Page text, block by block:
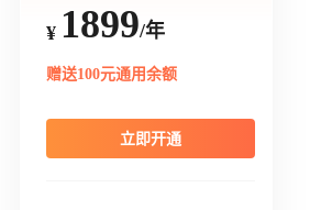
¥ 1899/年
赠送100元通用余额
立即开通